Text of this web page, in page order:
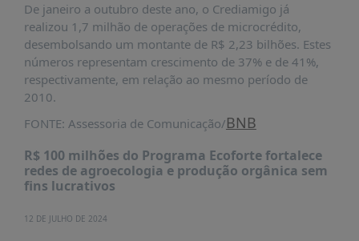
PUBLICAÇÕES
REVISTA
RUMOS
LIVROS
PRÊMIO
ABDE-
PRÊMIO
De janeiro a outubro deste ano, o Crediamigo já
realizou 1,7 milhão de operações de microcrédito,
desembolsando um montante de R$ 2,23 bilhões. Estes
números representam crescimento de 37% e de 41%,
respectivamente, em relação ao mesmo período de
2010.
FONTE: Assessoria de Comunicação/BNB
R$ 100 milhões do Programa Ecoforte fortalece
redes de agroecologia e produção orgânica sem
fins lucrativos
12 DE JULHO DE 2024